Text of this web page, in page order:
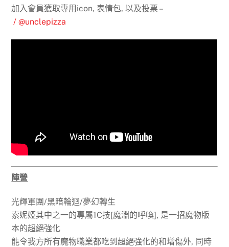
加入會員獲取專用icon, 表情包, 以及投票 –
/ @unclepizza
陣營
光輝軍團/黑暗輪迴/夢幻轉生
索妮婭其中之一的專屬1C技[魔淵的呼喚], 是一招魔物版
本的超絕強化
能令我方所有魔物職業都吃到超絕強化的和增傷外, 同時